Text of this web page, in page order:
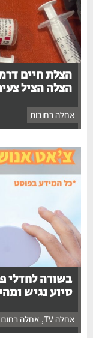
הצלת חיים
הצלה הציל
אחלה רחובות
בשורה לחדלי
סיוע נגיש
אחלה TV , אחלה